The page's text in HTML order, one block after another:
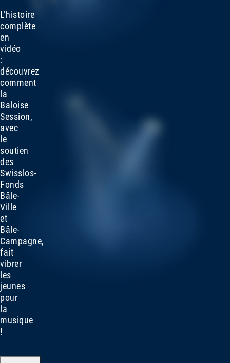
L’histoire
complète
en
vidéo
:
découvrez
comment
la
Baloise
Session,
avec
le
soutien
des
Swisslos-
Fonds
Bâle-
Ville
et
Bâle-
Campagne,
fait
vibrer
les
jeunes
pour
la
musique
!